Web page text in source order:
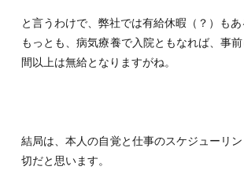
と言うわけで、弊社では有給休暇（？）もあ
もっとも、病気療養で入院ともなれば、事
間以上は無給となりますがね。
結局は、本人の自覚と仕事のスケジューリ
切だと思います。